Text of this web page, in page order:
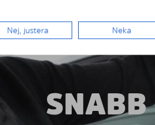
SNABB
Nej, justera Neka